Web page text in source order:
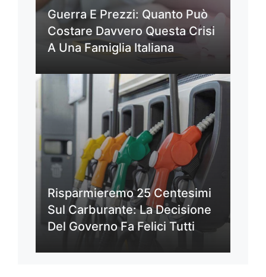
Guerra E Prezzi: Quanto Può
Costare Davvero Questa Crisi
A Una Famiglia Italiana
Risparmieremo 25 Centesimi
Sul Carburante: La Decisione
Del Governo Fa Felici Tutti